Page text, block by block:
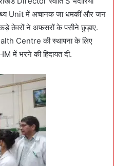
Unit में अचानक जा धमकीं और जन
तेवरों ने अफसरों के पसीने छुड़ाए.
Centre की स्थापना के लिए
में भरने की हिदायत दी.